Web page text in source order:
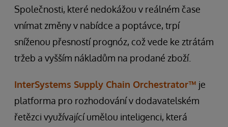
Společnosti, které nedokážou v reálném čase
vnímat změny v nabídce a poptávce, trpí
sníženou přesností prognóz, což vede ke ztrátám
tržeb a vyšším nákladům na prodané zboží.
InterSystems Supply Chain Orchestrator™ je
platforma pro rozhodování v dodavatelském
řetězci využívající umělou inteligenci, která